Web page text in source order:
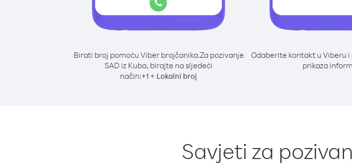
Birati broj pomoću Viber brojčanika.Za pozivanje
SAD iz Kuba, birajte na sljedeći
način:+1 + Lokalni broj
Odaberite kontakt u Viberu
prikaza
Savjeti za